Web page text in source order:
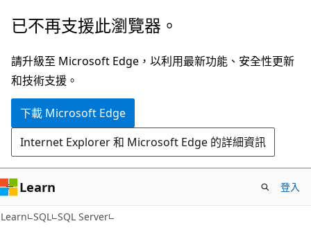
跳
主
要
內
已不再支援此瀏覽器。
請升級至 Microsoft Edge，以利用最新功能、安全性更新
和技術支援。
下載 Microsoft Edge
Internet Explorer 和 Microsoft Edge 的詳細資訊
Learn 登入
Learn SQL SQL Server